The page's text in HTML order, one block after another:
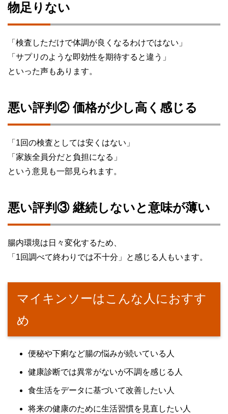
物足りない
「検査しただけで体調が良くなるわけではない」
「サプリのような即効性を期待すると違う」
といった声もあります。
悪い評判② 価格が少し高く感じる
「1回の検査としては安くはない」
「家族全員分だと負担になる」
という意見も一部見られます。
悪い評判③ 継続しないと意味が薄い
腸内環境は日々変化するため、
「1回調べて終わりでは不十分」と感じる人もいます。
マイキンソーはこんな人におすす
め
便秘や下痢など腸の悩みが続いている人
健康診断では異常がないが不調を感じる人
食生活をデータに基づいて改善したい人
将来の健康のために生活習慣を見直したい人